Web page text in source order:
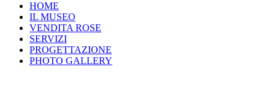
HOME
IL MUSEO
VENDITA ROSE
SERVIZI
PROGETTAZIONE
PHOTO GALLERY